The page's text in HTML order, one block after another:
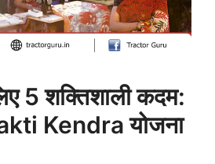
5 शक्तिशाली कदम:
Kendra योजना